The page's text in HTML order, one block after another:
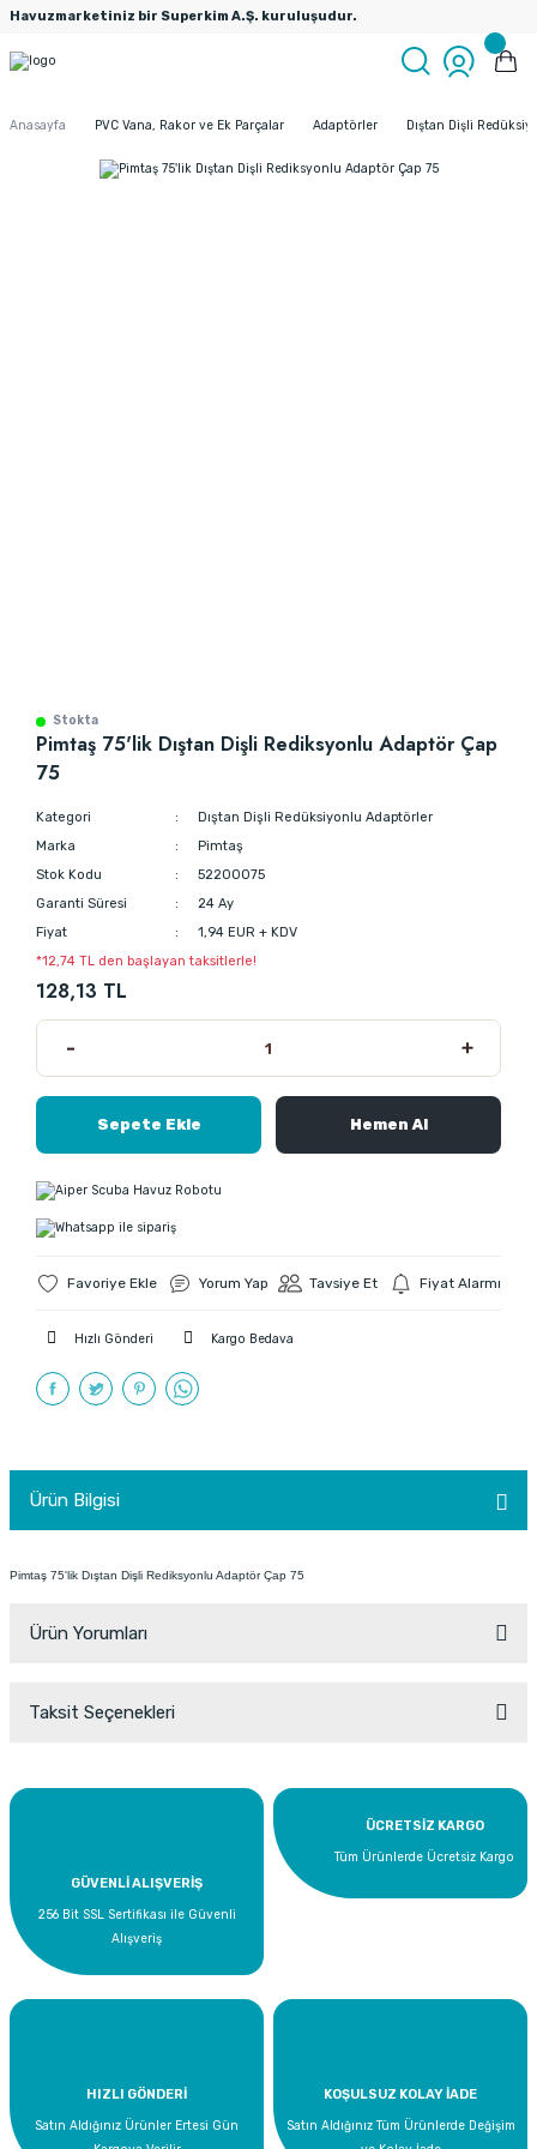
Havuzmarketiniz bir Superkim A.Ş. kuruluşudur.
Anasayfa PVC Vana, Rakor ve Ek Parçalar Adaptörler Dıştan Dişli
Stokta
Pimtaş 75'lik Dıştan Dişli Rediksyonlu Adaptör Çap
75
Kategori
Dıştan Dişli Redüksiyonlu Adaptörler
Marka
Pimtaş
Stok Kodu
52200075
Garanti Süresi
24 Ay
Fiyat
1,94 EUR + KDV
*12,74 TL den başlayan taksitlerle!
128,13 TL
Sepete Ekle Hemen Al
Yorum Yap Tavsiye Et Fiyat Alarmı
Hızlı Gönderi Kargo Bedava
Ürün Bilgisi
Pimtaş 75'lik Dıştan Dişli Rediksyonlu Adaptör Çap 75
Ürün Yorumları
Yorum Yaz
Taksit Seçenekleri
GÜVENLİ ALIŞVERİŞ
256 Bit SSL Sertifikası ile Güvenli
Alışveriş
ÜCRETSİZ KARGO
Tüm Ürünlerde Ücretsiz Kargo
HIZLI GÖNDERİ
Satın Aldığınız Ürünler Ertesi Gün
KOŞULSUZ KOLAY İADE
Satın Aldığınız Tüm Ürünlerde Değişim